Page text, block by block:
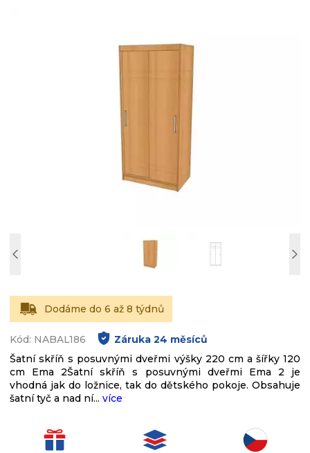
Dodáme do 6 až 8 týdnů
Kód: NABAL186 Záruka 24 měsíců
Šatní skříň s posuvnými dveřmi výšky 220 cm a šířky 120
cm Ema 2Šatní skříň s posuvnými dveřmi Ema 2 je
vhodná jak do ložnice, tak do dětského pokoje. Obsahuje
šatní tyč a nad ní... více